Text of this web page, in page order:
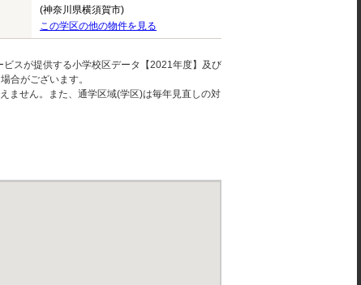
(神奈川県横須賀市)
この学区の他の物件を見る
スが提供する小学校区データ【2021年度】及び
合がございます。
ません。また、通学区域(学区)は毎年見直しの対